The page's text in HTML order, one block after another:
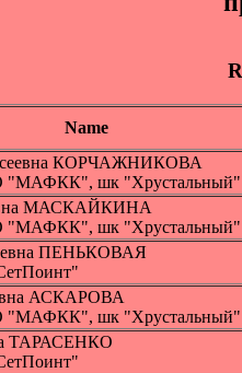
Name
КОРЧАЖНИКОВА
"МАФКК", шк "Хрустальный"
МАСКАЙКИНА
"МАФКК", шк "Хрустальный"
ПЕНЬКОВАЯ
АСКАРОВА
"МАФКК", шк "Хрустальный"
ТАРАСЕНКО